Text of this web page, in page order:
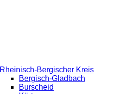
Rheinisch-Bergischer Kreis
Bergisch-Gladbach
Burscheid